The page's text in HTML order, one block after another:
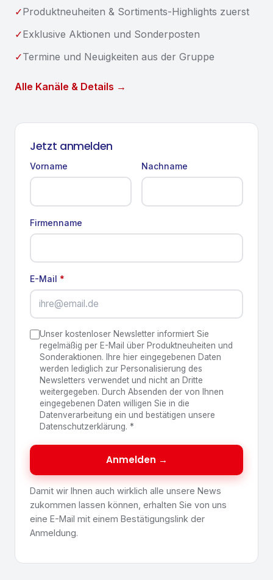
✓Produktneuheiten & Sortiments-Highlights zuerst
✓Exklusive Aktionen und Sonderposten
✓Termine und Neuigkeiten aus der Gruppe
Alle Kanäle & Details →
Jetzt anmelden
Vorname Nachname
Firmenname
E-Mail *
Unser kostenloser Newsletter informiert Sie
regelmäßig per E-Mail über Produktneuheiten und
Sonderaktionen. Ihre hier eingegebenen Daten
werden lediglich zur Personalisierung des
Newsletters verwendet und nicht an Dritte
weitergegeben. Durch Absenden der von Ihnen
eingegebenen Daten willigen Sie in die
Datenverarbeitung ein und bestätigen unsere
Datenschutzerklärung. *
Anmelden →
Damit wir Ihnen auch wirklich alle unsere News
zukommen lassen können, erhalten Sie von uns
eine E-Mail mit einem Bestätigungslink der
Anmeldung.